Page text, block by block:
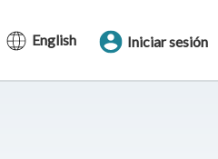
English Iniciar sesión